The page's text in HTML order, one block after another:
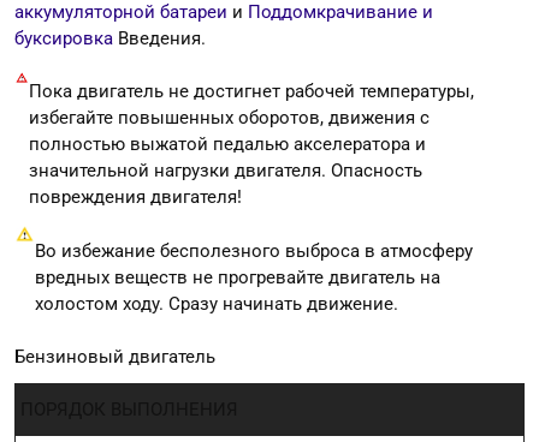
аккумуляторной батареи и Поддомкрачивание и
буксировка Введения.
Пока двигатель не достигнет рабочей температуры,
избегайте повышенных оборотов, движения с
полностью выжатой педалью акселератора и
значительной нагрузки двигателя. Опасность
повреждения двигателя!
Во избежание бесполезного выброса в атмосферу
вредных веществ не прогревайте двигатель на
холостом ходу. Сразу начинать движение.
Бензиновый двигатель